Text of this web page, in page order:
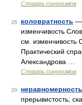
Словарь синонимов
28 коловратность —
изменчивость
см. изменчивость
Практический
Александрова …
Словарь синонимов
29 неравномерность
прерывистость;